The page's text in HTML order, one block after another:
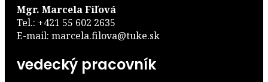
Mgr. Marcela Fiľová
Tel.: +421 55 602 2635
E-mail: marcela.filova@tuke.sk
vedecký pracovník